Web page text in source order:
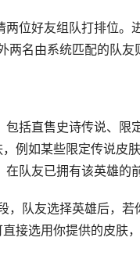
位好友组队打排位
名由系统匹配的队友
括直售史诗传说、
例如某些限定传说皮
队友已拥有该英雄的
，队友选择英雄后，
接选用你提供的皮肤